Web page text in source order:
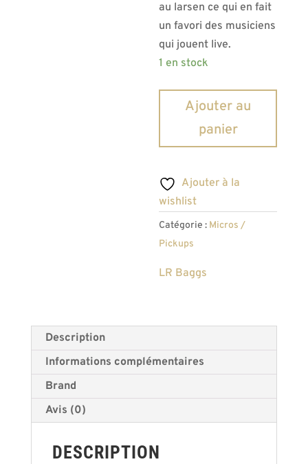
au larsen ce qui en fait
un favori des musiciens
qui jouent live.
1 en stock
quantité
actif
pour
acoustique
Ajouter au
panier
Ajouter à la
wishlist
Catégorie : Micros /
Pickups
LR Baggs
Description
Informations complémentaires
Brand
Avis (0)
DESCRIPTION